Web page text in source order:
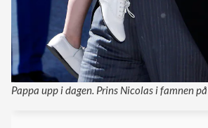
Pappa upp i dagen. Prins Nicolas i famnen på